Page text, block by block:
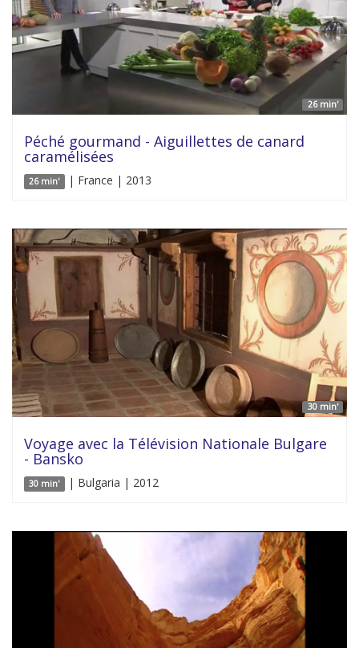
26 min'
Péché gourmand - Aiguillettes de canard
caramélisées
26 min' | France | 2013
30 min'
Voyage avec la Télévision Nationale Bulgare
- Bansko
30 min' | Bulgaria | 2012